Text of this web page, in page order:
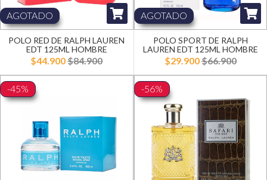
AGOTADO
POLO RED DE RALPH LAUREN
EDT 125ML HOMBRE
$44.900$84.900
AGOTADO
POLO SPORT DE RALPH
LAUREN EDT 125ML HOMBRE
$29.900$66.900
-45% -56%